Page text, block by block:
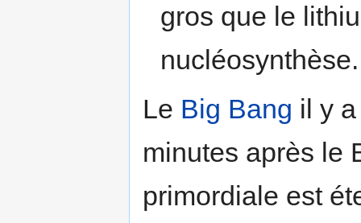
gros que le
nucléosynthèse.
Le Big Bang il y
minutes après le
primordiale est